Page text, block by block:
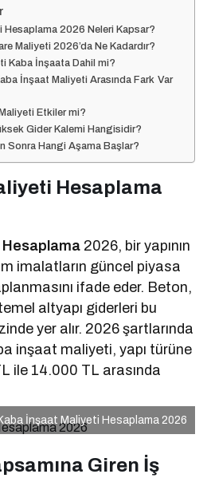
Hesaplama 2026 Neleri Kapsar?
Maliyeti 2026’da Ne Kadardır?
Kaba İnşaata Dahil mi?
İnşaat Maliyeti Arasında Fark Var
Etkiler mi?
Gider Kalemi Hangisidir?
Sonra Hangi Aşama Başlar?
Hesaplama
Hesaplama 2026, bir yapının
imalatların güncel piyasa
ifade eder. Beton,
altyapı giderleri bu
yer alır. 2026 şartlarında
inşaat maliyeti, yapı türüne
ile 14.000 TL arasında
İnşaat Maliyeti Hesaplama 2026
Giren İş